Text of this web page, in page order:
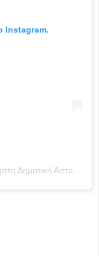
Instagram.